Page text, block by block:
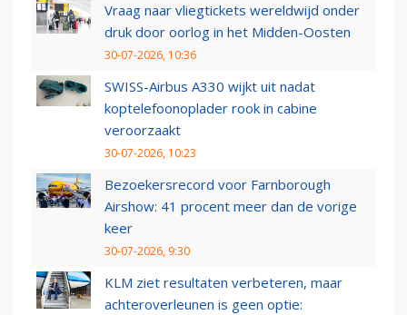
Vraag naar vliegtickets wereldwijd onder
druk door oorlog in het Midden-Oosten
30-07-2026, 10:36
SWISS-Airbus A330 wijkt uit nadat
koptelefoonoplader rook in cabine
veroorzaakt
30-07-2026, 10:23
Bezoekersrecord voor Farnborough
Airshow: 41 procent meer dan de vorige
keer
30-07-2026, 9:30
KLM ziet resultaten verbeteren, maar
achteroverleunen is geen optie: